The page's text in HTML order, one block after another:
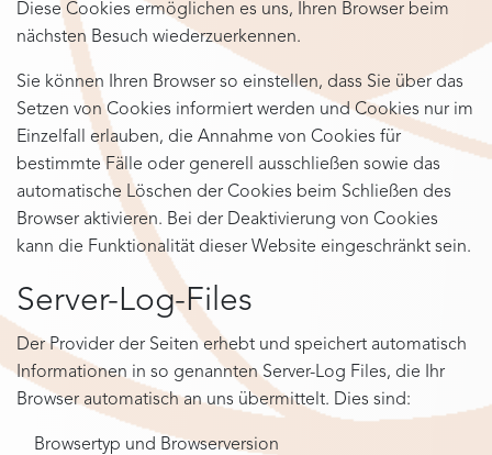
Diese Cookies ermöglichen es uns, Ihren Browser beim
nächsten Besuch wiederzuerkennen.
Sie können Ihren Browser so einstellen, dass Sie über das
Setzen von Cookies informiert werden und Cookies nur im
Einzelfall erlauben, die Annahme von Cookies für
bestimmte Fälle oder generell ausschließen sowie das
automatische Löschen der Cookies beim Schließen des
Browser aktivieren. Bei der Deaktivierung von Cookies
kann die Funktionalität dieser Website eingeschränkt sein.
Server-Log-Files
Der Provider der Seiten erhebt und speichert automatisch
Informationen in so genannten Server-Log Files, die Ihr
Browser automatisch an uns übermittelt. Dies sind:
Browsertyp und Browserversion